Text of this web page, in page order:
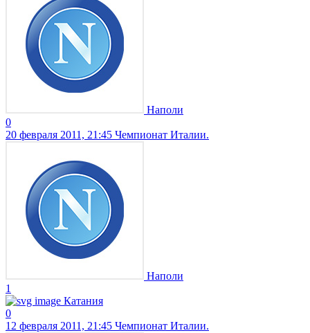
Наполи
0
20 февраля 2011, 21:45 Чемпионат Италии.
Наполи
1
Катания
0
12 февраля 2011, 21:45 Чемпионат Италии.